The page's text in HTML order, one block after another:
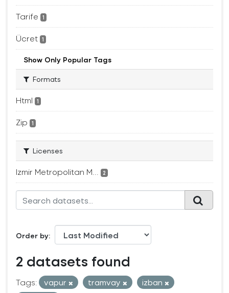
Tarife 1
Ücret 1
Show Only Popular Tags
Formats
Html 1
Zip 1
Licenses
Izmir Metropolitan M... 2
Order by
2 datasets found
Tags: vapur tramvay
izban